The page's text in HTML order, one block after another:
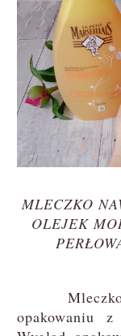
MLECZKO
OLEJEK
Mleczko
opakowaniu